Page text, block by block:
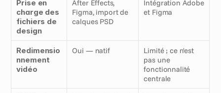
Prise en
charge des
fichiers de
design
After Effects,
Figma, import de
calques PSD
Intégration Adobe
et Figma
Redimensio
nnement
vidéo
Oui — natif
Limité ; ce n'est
pas une
fonctionnalité
centrale